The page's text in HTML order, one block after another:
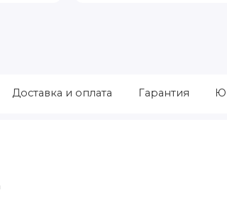
Доставка и оплата Гарантия